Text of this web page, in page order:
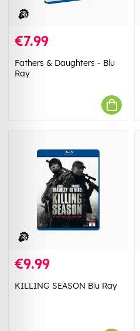
€7.99
Fathers & Daughters - Blu
Ray
€9.99
KILLING SEASON Blu Ray